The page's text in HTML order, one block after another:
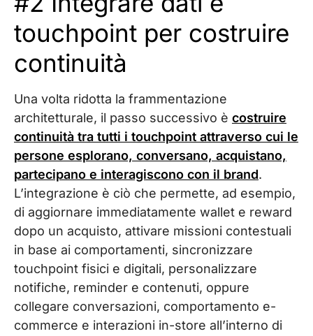
touchpoint per costruire
continuità
Una volta ridotta la frammentazione
architetturale, il passo successivo è costruire
continuità tra tutti i touchpoint attraverso cui le
persone esplorano, conversano, acquistano,
partecipano e interagiscono con il brand.
L’integrazione è ciò che permette, ad esempio,
di aggiornare immediatamente wallet e reward
dopo un acquisto, attivare missioni contestuali
in base ai comportamenti, sincronizzare
touchpoint fisici e digitali, personalizzare
notifiche, reminder e contenuti, oppure
collegare conversazioni, comportamento e-
commerce e interazioni in-store all’interno di